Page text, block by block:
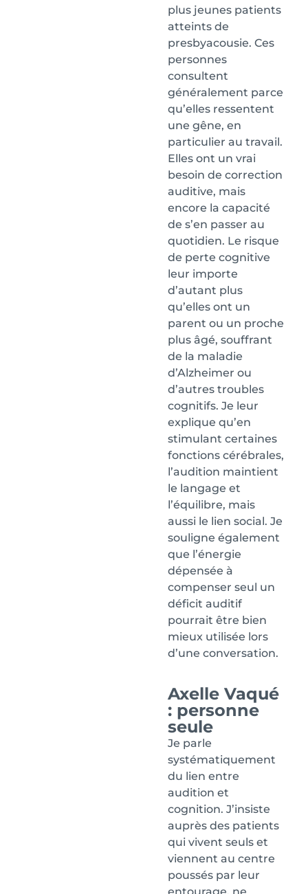
plus jeunes patients
atteints de
presbyacousie. Ces
personnes
consultent
généralement parce
qu’elles ressentent
une gêne, en
particulier au travail.
Elles ont un vrai
besoin de correction
auditive, mais
encore la capacité
de s’en passer au
quotidien. Le risque
de perte cognitive
leur importe
d’autant plus
qu’elles ont un
parent ou un proche
plus âgé, souffrant
de la maladie
d’Alzheimer ou
d’autres troubles
cognitifs. Je leur
explique qu’en
stimulant certaines
fonctions cérébrales,
l’audition maintient
le langage et
l’équilibre, mais
aussi le lien social. Je
souligne également
que l’énergie
dépensée à
compenser seul un
déficit auditif
pourrait être bien
mieux utilisée lors
d’une conversation.
Axelle Vaqué
: personne
seule
Je parle
systématiquement
du lien entre
audition et
cognition. J’insiste
auprès des patients
qui vivent seuls et
viennent au centre
poussés par leur
entourage, ne